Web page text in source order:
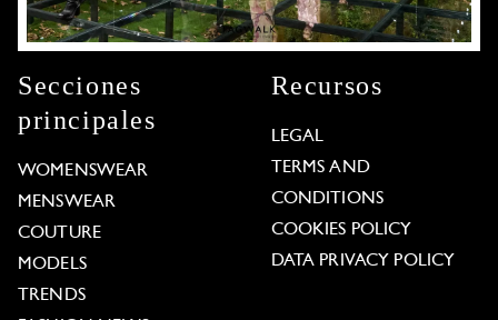
Secciones
principales
WOMENSWEAR
MENSWEAR
COUTURE
MODELS
TRENDS
Recursos
LEGAL
TERMS AND
CONDITIONS
COOKIES POLICY
DATA PRIVACY POLICY